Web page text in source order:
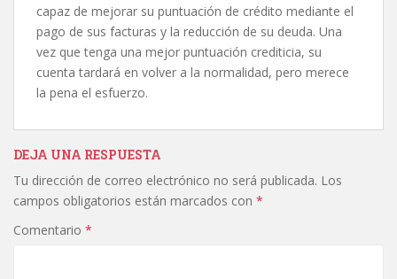
capaz de mejorar su puntuación de crédito mediante el
pago de sus facturas y la reducción de su deuda. Una
vez que tenga una mejor puntuación crediticia, su
cuenta tardará en volver a la normalidad, pero merece
la pena el esfuerzo.
DEJA UNA RESPUESTA
Tu dirección de correo electrónico no será publicada. Los
campos obligatorios están marcados con *
Comentario *